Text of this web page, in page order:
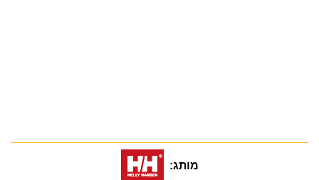
מותג: